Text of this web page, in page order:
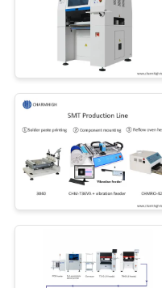
VISITA
FABBRICA
CONTROLLO
DELLA
QUALITÀ
CONTATTACI